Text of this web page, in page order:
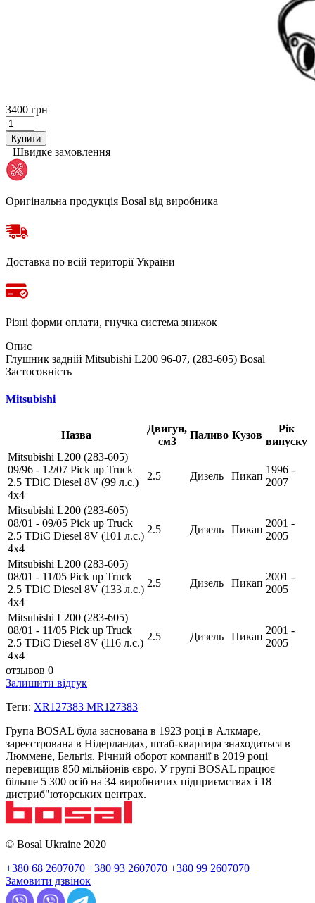
3400 грн
Купити
Швидке замовлення
Оригінальна продукція Bosal від виробника
Доставка по всій території України
Різні форми оплати, гнучка система знижок
Опис
Глушник задній Mitsubishi L200 96-07, (283-605) Bosal
Застосовність
Mitsubishi
Назва
Двигун,
см3
Паливо Кузов
Рік
випуску
Mitsubishi L200 (283-605)
09/96 - 12/07 Pick up Truck
2.5 TDiC Diesel 8V (99 л.с.)
4х4
2.5 Дизель Пикап
1996 -
2007
Mitsubishi L200 (283-605)
08/01 - 09/05 Pick up Truck
2.5 TDiC Diesel 8V (101 л.с.)
4х4
2.5 Дизель Пикап
2001 -
2005
Mitsubishi L200 (283-605)
08/01 - 11/05 Pick up Truck
2.5 TDiC Diesel 8V (133 л.с.)
4х4
2.5 Дизель Пикап
2001 -
2005
Mitsubishi L200 (283-605)
08/01 - 11/05 Pick up Truck
2.5 TDiC Diesel 8V (116 л.с.)
4х4
2.5 Дизель Пикап
2001 -
2005
отзывов 0
Залишити відгук
Теги: XR127383 MR127383
Група BOSAL була заснована в 1923 році в Алкмаре,
зареєстрована в Нідерландах, штаб-квартира знаходиться в
Люммене, Бельгія. Річний оборот компанії в 2019 році
перевищив 850 мільйонів євро. У групі BOSAL працює
більше 5 300 осіб на 34 виробничих підприємствах і 18
дистриб"юторських центрах.
© Bosal Ukraine 2020
+380 68 2607070 +380 93 2607070 +380 99 2607070
Замовити дзвінок